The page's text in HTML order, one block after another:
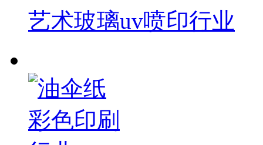
艺术玻璃uv喷印行业